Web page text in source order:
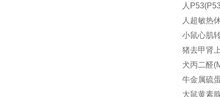
人
人超敏热
小鼠心肌
猪去甲肾
犬丙二醛
牛金属硫
大鼠黄素